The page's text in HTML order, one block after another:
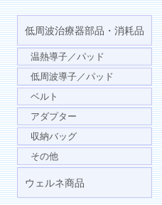
低周波治療器部品・消耗品
温熱導子／パッド
低周波導子／パッド
ベルト
アダプター
収納バッグ
その他
ウェルネ商品